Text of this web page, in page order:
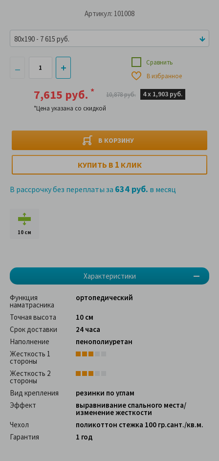
Артикул: 101008
7,615 руб. *
*Цена указана со скидкой
10,878 руб. 4 х 1,903 руб.
В КОРЗИНУ
Сравнить
В избранное
КУПИТЬ В 1 КЛИК
В рассрочку без переплаты за 634 руб. в месяц
80x190 - 7 615 руб.
10 см
Характеристики
Функция
наматрасника
ортопедический
Точная высота
10 см
Срок доставки
24 часа
Наполнение
пенополиуретан
Жесткость 1
стороны
Жесткость 2
стороны
Вид крепления
резинки по углам
Эффект
выравнивание спального места/
изменение жесткости
Чехол
поликоттон стежка 100 гр.сант./кв.м.
Гарантия
1 год